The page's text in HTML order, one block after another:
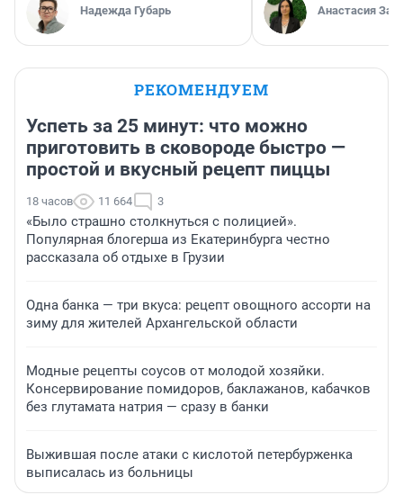
Надежда Губарь Анастасия
РЕКОМЕНДУЕМ
Успеть за 25 минут: что можно
приготовить в сковороде быстро —
простой и вкусный рецепт пиццы
18 часов 11 664 3
«Было страшно столкнуться с полицией».
Популярная блогерша из Екатеринбурга честно
рассказала об отдыхе в Грузии
Одна банка — три вкуса: рецепт овощного ассорти на
зиму для жителей Архангельской области
Модные рецепты соусов от молодой хозяйки.
Консервирование помидоров, баклажанов, кабачков
без глутамата натрия — сразу в банки
Выжившая после атаки с кислотой петербурженка
выписалась из больницы